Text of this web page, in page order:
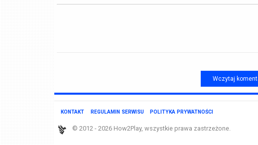
Wczytaj
KONTAKT REGULAMIN SERWISU POLITYKA PRYWATNOŚCI
© 2012 - 2026 How2Play, wszystkie prawa zastrzeżone.